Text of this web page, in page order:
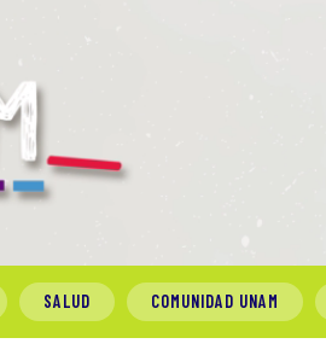
SALUD COMUNIDAD UNAM